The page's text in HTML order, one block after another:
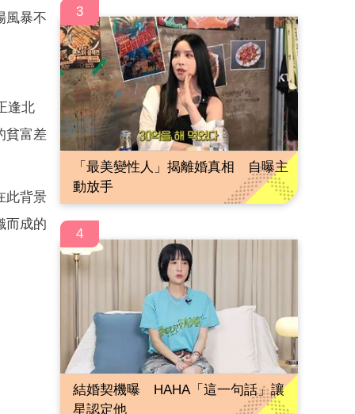
風暴不
逢北
貧富差
此背景
而成的
3
「最美變性人」揭離婚真相 自曝主
動放手
4
結婚契機曝 HAHA「這一句話」讓
星認定他